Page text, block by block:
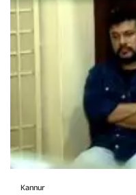
Kannur